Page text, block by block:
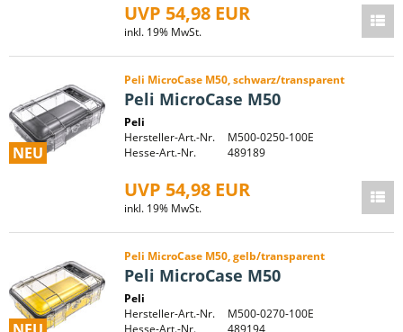
UVP 54,98 EUR
inkl. 19% MwSt.
NEU
Peli MicroCase M50, schwarz/transparent
Peli MicroCase M50
Peli
Hersteller-Art.-Nr.
M500-0250-100E
Hesse-Art.-Nr.
489189
UVP 54,98 EUR
inkl. 19% MwSt.
Peli MicroCase M50, gelb/transparent
Peli MicroCase M50
Peli
Hersteller-Art.-Nr.
M500-0270-100E
Hesse-Art.-Nr.
489194